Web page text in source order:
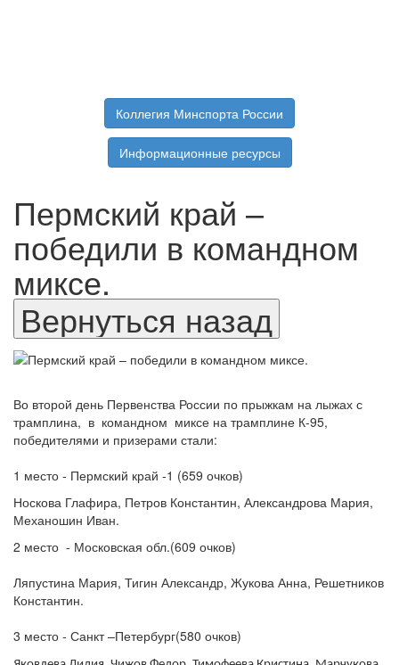
Коллегия Минспорта России
Информационные ресурсы
Пермский край –
победили в командном
миксе.
Во второй день Первенства России по прыжкам на лыжах с
трамплина, в командном миксе на трамплине К-95,
победителями и призерами стали:
1 место - Пермский край -1 (659 очков)
Носкова Глафира, Петров Константин, Александрова Мария,
Механошин Иван.
2 место - Московская обл.(609 очков)
Ляпустина Мария, Тигин Александр, Жукова Анна, Решетников
Константин.
3 место - Санкт –Петербург(580 очков)